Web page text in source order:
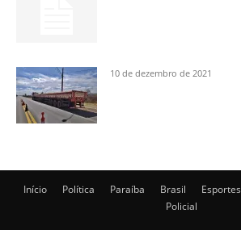
10 de dezembro de 2021
Início Política Paraíba Brasil Esportes
Policial